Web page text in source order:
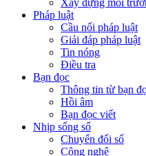
Xây dựng môi
Pháp luật
Cầu nối pháp luật
Giải đáp pháp luật
Tin nóng
Điều tra
Bạn đọc
Thông tin từ bạn
Hồi âm
Bạn đọc viết
Nhịp sống số
Chuyển đổi số
Công nghệ